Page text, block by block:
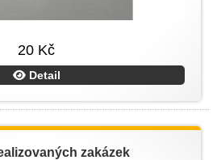
20 Kč
Detail
zakázek